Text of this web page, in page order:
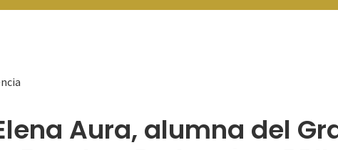
Elena Aura, alumna del